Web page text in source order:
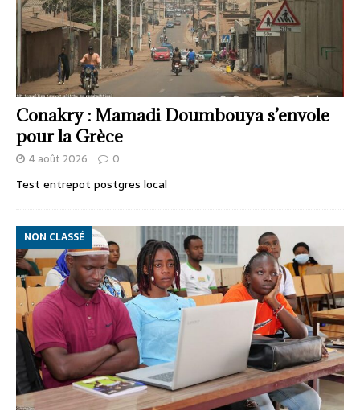
Conakry : Mamadi Doumbouya s’envole
pour la Grèce
4 août 2026 0
Test entrepot postgres local
NON CLASSÉ